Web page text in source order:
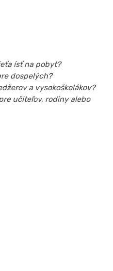
ísť na pobyt?
dospelých?
a vysokoškolákov?
učiteľov, rodiny alebo